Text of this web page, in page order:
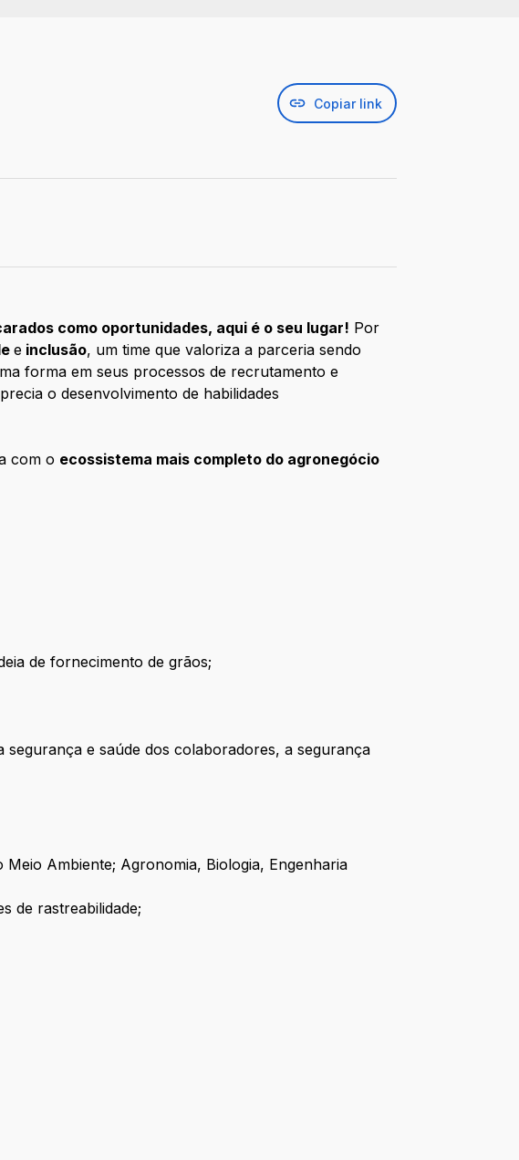
Copiar link
como oportunidades, aqui é o seu lugar! Por
e inclusão, um time que valoriza a parceria sendo
forma em seus processos de recrutamento e
o desenvolvimento de habilidades
com o ecossistema mais completo do agronegócio
de fornecimento de grãos;
e saúde dos colaboradores, a segurança
Ambiente; Agronomia, Biologia, Engenharia
de rastreabilidade;